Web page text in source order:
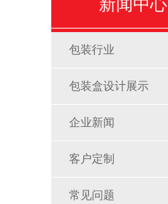
新闻中心
包装行业
包装盒设计展示
企业新闻
客户定制
常见问题